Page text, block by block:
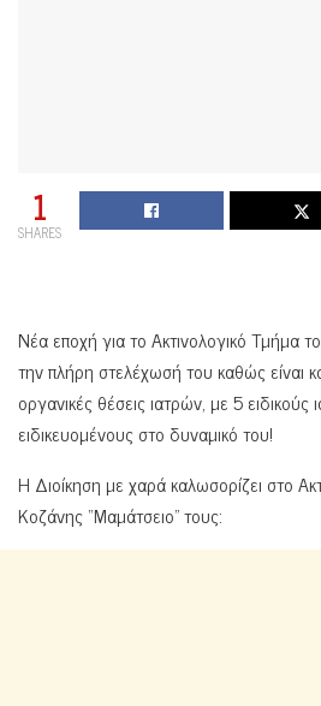
1
SHARES
Νέα εποχή για το Ακτινολογικό Τμήμα
την πλήρη στελέχωσή του καθώς είναι
οργανικές θέσεις ιατρών, με 5 ειδικούς
ειδικευομένους στο δυναμικό του!
H Διοίκηση με χαρά καλωσορίζει στο
Κοζάνης “Μαμάτσειο” τους: